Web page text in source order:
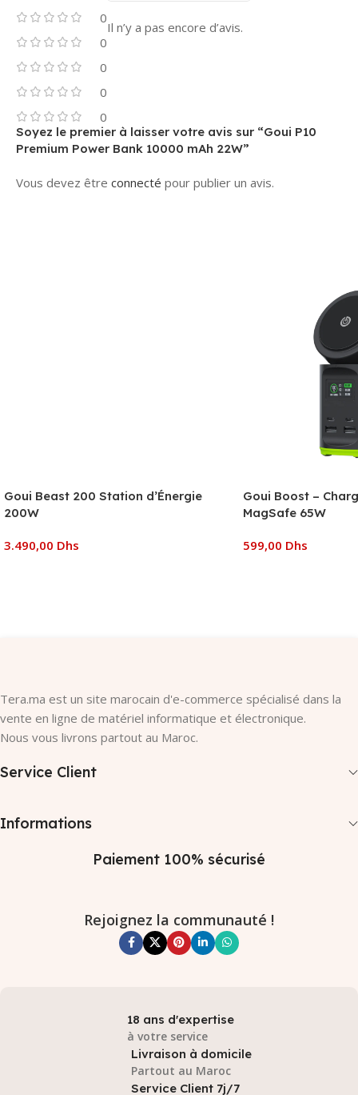
0
0
0
0
0
Il n’y a pas encore d’avis.
Soyez le premier à laisser votre avis sur “Goui P10
Premium Power Bank 10000 mAh 22W”
Vous devez être connecté pour publier un avis.
Goui Beast 200 Station d’Énergie
200W
3.490,00 Dhs
Goui Boost –
MagSafe 65W
599,00 Dhs
Tera.ma est un site marocain d'e-commerce spécialisé dans la
vente en ligne de matériel informatique et électronique.
Nous vous livrons partout au Maroc.
Service Client
Informations
Paiement 100% sécurisé
Rejoignez la communauté !
18 ans d'expertise
à votre service
Livraison à domicile
Partout au Maroc
Service Client 7j/7